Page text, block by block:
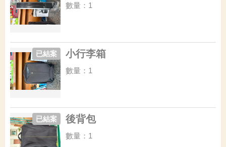
數量：1
小行李箱
已結案
數量：1
後背包
已結案
數量：1